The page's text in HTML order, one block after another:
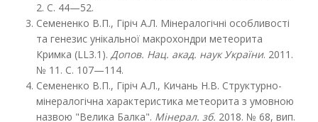
2. С. 44—52.
Семененко В.П., Гіріч А.Л. Мінералогічні особливості
та генезис унікальної макрохондри метеорита
Кримка (LL3.1). Допов. Нац. акад. наук України. 2011.
№ 11. С. 107—114.
Семененко В.П., Гіріч А.Л., Кичань Н.В. Структурно-
мінералогічна характеристика метеорита з умовною
назвою "Велика Балка". Мінерал. зб. 2018. № 68, вип.